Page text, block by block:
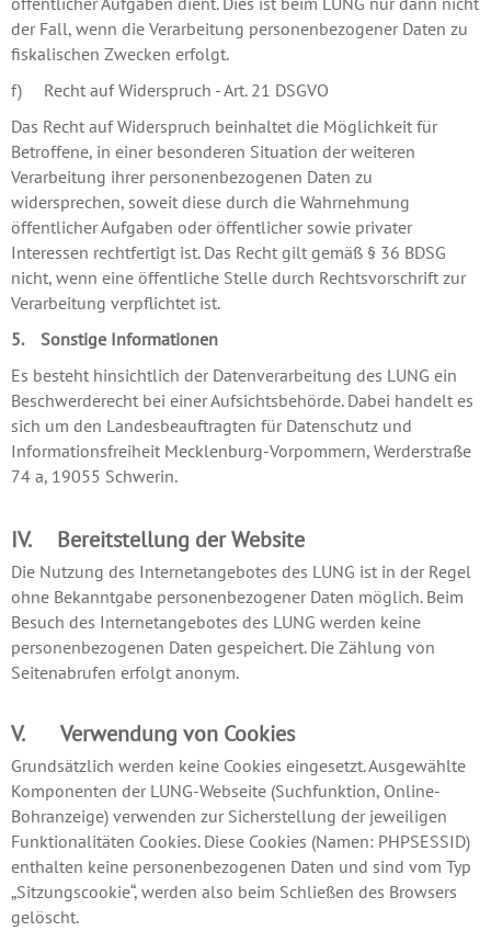
der Fall, wenn die Verarbeitung personenbezogener Daten zu
fiskalischen Zwecken erfolgt.
f) Recht auf Widerspruch - Art. 21 DSGVO
Das Recht auf Widerspruch beinhaltet die Möglichkeit für
Betroffene, in einer besonderen Situation der weiteren
Verarbeitung ihrer personenbezogenen Daten zu
widersprechen, soweit diese durch die Wahrnehmung
öffentlicher Aufgaben oder öffentlicher sowie privater
Interessen rechtfertigt ist. Das Recht gilt gemäß § 36 BDSG
nicht, wenn eine öffentliche Stelle durch Rechtsvorschrift zur
Verarbeitung verpflichtet ist.
5. Sonstige Informationen
Es besteht hinsichtlich der Datenverarbeitung des LUNG ein
Beschwerderecht bei einer Aufsichtsbehörde. Dabei handelt es
sich um den Landesbeauftragten für Datenschutz und
Informationsfreiheit Mecklenburg-Vorpommern, Werderstraße
74 a, 19055 Schwerin.
IV. Bereitstellung der Website
Die Nutzung des Internetangebotes des LUNG ist in der Regel
ohne Bekanntgabe personenbezogener Daten möglich. Beim
Besuch des Internetangebotes des LUNG werden keine
personenbezogenen Daten gespeichert. Die Zählung von
Seitenabrufen erfolgt anonym.
V. Verwendung von Cookies
Grundsätzlich werden keine Cookies eingesetzt. Ausgewählte
Komponenten der LUNG-Webseite (Suchfunktion, Online-
Bohranzeige) verwenden zur Sicherstellung der jeweiligen
Funktionalitäten Cookies. Diese Cookies (Namen: PHPSESSID)
enthalten keine personenbezogenen Daten und sind vom Typ
„Sitzungscookie“, werden also beim Schließen des Browsers
gelöscht.